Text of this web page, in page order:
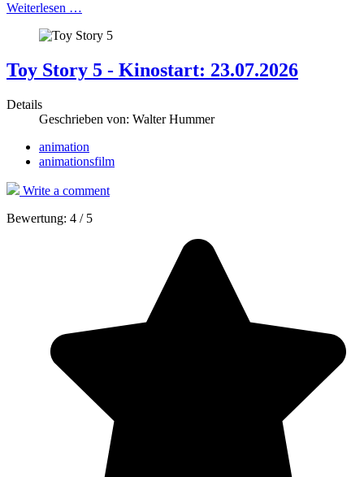
Weiterlesen …
Toy Story 5 - Kinostart: 23.07.2026
Details
Geschrieben von: Walter Hummer
animation
animationsfilm
Write a comment
Bewertung: 4 / 5